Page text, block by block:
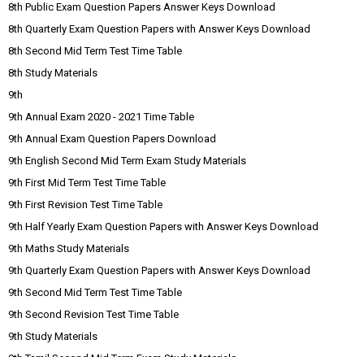
8th Public Exam Question Papers Answer Keys Download
8th Quarterly Exam Question Papers with Answer Keys Download
8th Second Mid Term Test Time Table
8th Study Materials
9th
9th Annual Exam 2020 - 2021 Time Table
9th Annual Exam Question Papers Download
9th English Second Mid Term Exam Study Materials
9th First Mid Term Test Time Table
9th First Revision Test Time Table
9th Half Yearly Exam Question Papers with Answer Keys Download
9th Maths Study Materials
9th Quarterly Exam Question Papers with Answer Keys Download
9th Second Mid Term Test Time Table
9th Second Revision Test Time Table
9th Study Materials